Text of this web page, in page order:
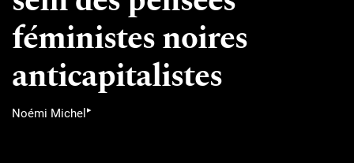
féministes noires
anticapitalistes
Noémi Michel ▸